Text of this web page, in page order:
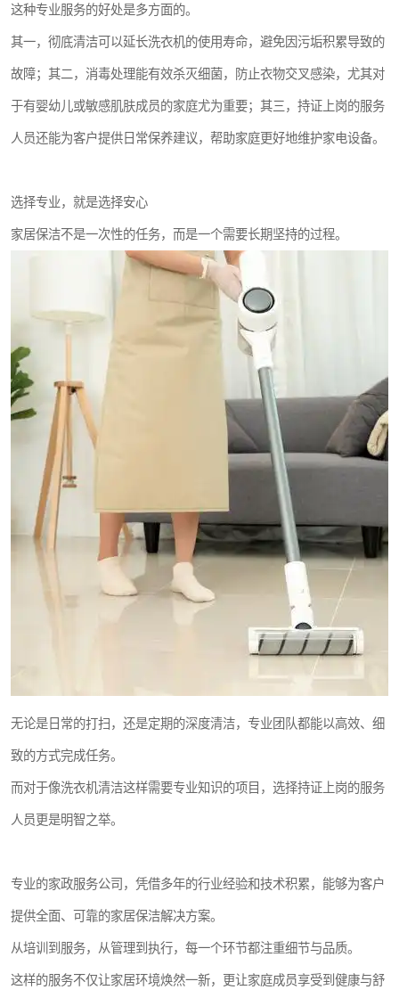
这种专业服务的好处是多方面的。
其一，彻底清洁可以延长洗衣机的使用寿命，避免因污垢积累导致的
故障；其二，消毒处理能有效杀灭细菌，防止衣物交叉感染，尤其对
于有婴幼儿或敏感肌肤成员的家庭尤为重要；其三，持证上岗的服务
人员还能为客户提供日常保养建议，帮助家庭更好地维护家电设备。
选择专业，就是选择安心
家居保洁不是一次性的任务，而是一个需要长期坚持的过程。
无论是日常的打扫，还是定期的深度清洁，专业团队都能以高效、细
致的方式完成任务。
而对于像洗衣机清洁这样需要专业知识的项目，选择持证上岗的服务
人员更是明智之举。
专业的家政服务公司，凭借多年的行业经验和技术积累，能够为客户
提供全面、可靠的家居保洁解决方案。
从培训到服务，从管理到执行，每一个环节都注重细节与品质。
这样的服务不仅让家居环境焕然一新，更让家庭成员享受到健康与舒